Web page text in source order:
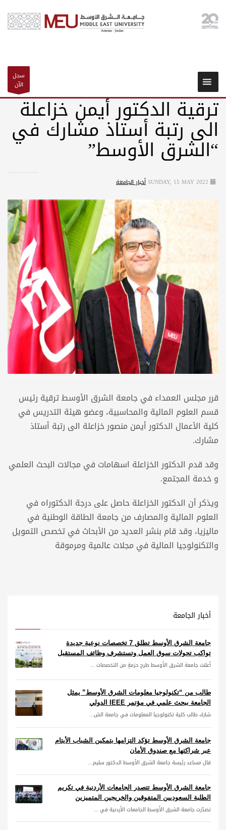
سجل
الآن
ترقية الدكتور أيمن خزاعلة
الى رتبة أستاذ مشارك في
“الشرق الأوسط”
SUNDAY, 15 MAY 2022 أخبار الجامعة
قرر مجلس العمداء في جامعة الشرق الأوسط ترقية رئيس
قسم العلوم المالية والمحاسبية، وعضو هيئة التدريس في
كلية الأعمال الدكتور أيمن منصور خزاعلة الى رتبة أستاذ
مشارك.
وقد قدم الدكتور الخزاعلة اسهامات في مجالات البحث العلمي
و خدمة المجتمع.
ويذكر أن الدكتور الخزاعلة حاصل على درجة الدكتوراه في
العلوم المالية والمصارف من جامعة الطاقة الوطنية في
ماليزيا، وقد قام بنشر العديد من الأبحاث في تخصص التمويل
والتكنولوجيا المالية في مجلات عالمية ومرموقة
أخبار الجامعة
جامعة الشرق الأوسط تطلق 7 تخصصات نوعية جديدة
تواكب تحولات سوق العمل وتستشرف وظائف المستقبل
أعلنت جامعة الشرق الأوسط طرح حزمةٍ من التخصصات ...
طالب من “تكنولوجيا معلومات الشرق الأوسط” يمثل
الجامعة ببحث علمي في مؤتمر IEEE الدولي
شارك طالب كلية تكنولوجيا المعلومات في جامعة الش...
جامعة الشرق الأوسط تؤكد التزامها بتمكين الشباب الأيتام
عبر شراكتها مع صندوق الأمان
قال مساعد رئيسة جامعة الشرق الأوسط الدكتور سليم...
جامعة الشرق الأوسط تتصدر الجامعات الأردنية في تكريم
الطلبة السعوديين المتفوقين والخريجين المتميزين
تصدّرت جامعة الشرق الأوسط الجامعات الأردنية في ...